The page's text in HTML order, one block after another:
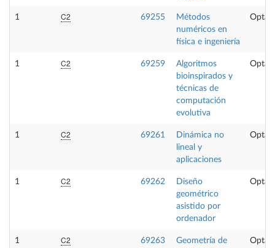
1 C2 69255
Métodos
numéricos en
física e ingeniería
1 C2 69259
Algoritmos
bioinspirados y
técnicas de
computación
evolutiva
1 C2 69261
Dinámica no
lineal y
aplicaciones
1 C2 69262
Diseño
geométrico
asistido por
ordenador
1 C2 69263
Geometría de